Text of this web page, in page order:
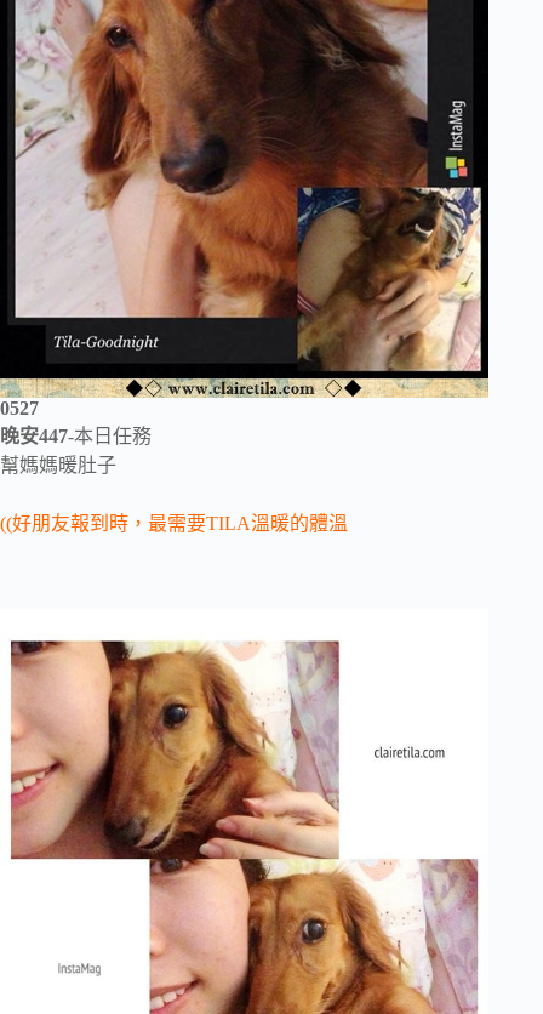
0527
晚安447-本日任務
幫媽媽暖肚子
((好朋友報到時，最需要TILA溫暖的體溫